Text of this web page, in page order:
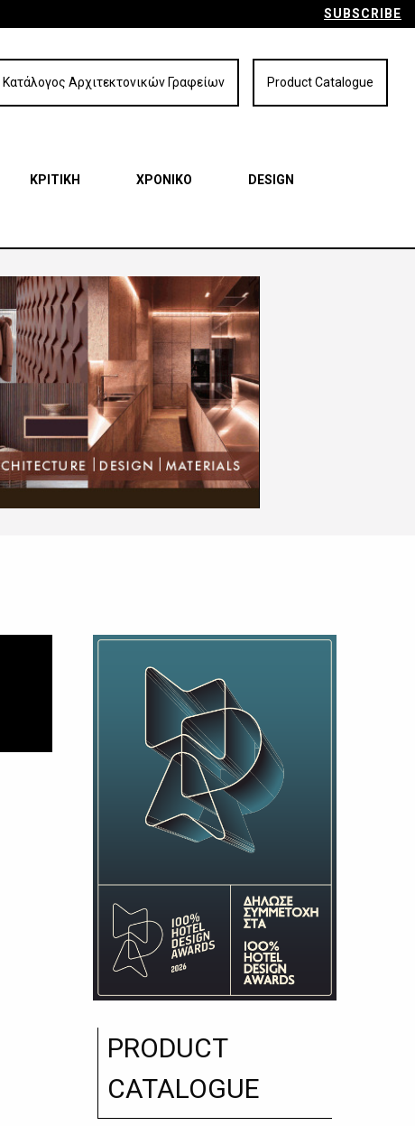
SUBSCRIBE
Κατάλογος Αρχιτεκτονικών Γραφείων Product Catalogue
ΚΡΙΤΙΚΗ ΧΡΟΝΙΚΟ DESIGN
PRODUCT
CATALOGUE